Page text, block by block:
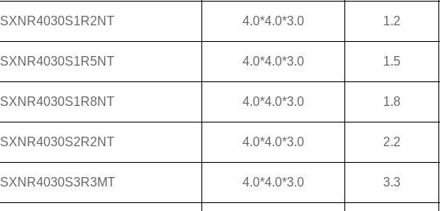
SXNR4030S1R2NT 4.0*4.0*3.0 1.2
SXNR4030S1R5NT 4.0*4.0*3.0 1.5
SXNR4030S1R8NT 4.0*4.0*3.0 1.8
SXNR4030S2R2NT 4.0*4.0*3.0 2.2
SXNR4030S3R3MT 4.0*4.0*3.0 3.3